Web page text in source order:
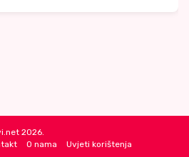
2026.
O nama Uvjeti korištenja